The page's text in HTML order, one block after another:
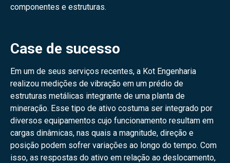
componentes e estruturas.
Case de sucesso
Em um de seus serviços recentes, a Kot Engenharia
realizou medições de vibração em um prédio de
estruturas metálicas integrante de uma planta de
mineração. Esse tipo de ativo costuma ser integrado por
diversos equipamentos cujo funcionamento resultam em
cargas dinâmicas, nas quais a magnitude, direção e
posição podem sofrer variações ao longo do tempo. Com
isso, as respostas do ativo em relação ao deslocamento,